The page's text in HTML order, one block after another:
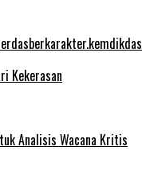
Kekerasan
Analisis Wacana Kritis